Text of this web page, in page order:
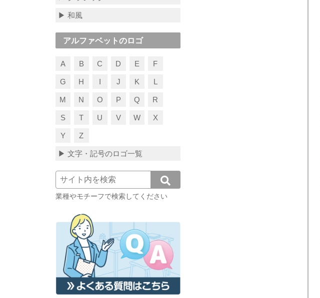
▶ 和風
アルファベットのロゴ
A B C D E F
G H J K L
M N O P Q R
S T U V W X
Y Z
▶ 文字・記号のロゴ一覧
業種やモチーフで検索してください